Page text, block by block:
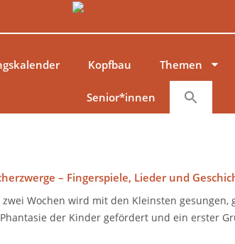
Kopfbau Themen
Senior*innen
– Fingerspiele, Lieder und
zwei Wochen wird mit den Kleinsten
der Kinder gefördert und ein erster